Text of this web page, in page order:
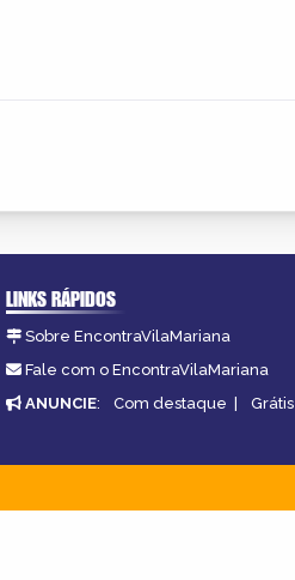
LINKS RÁPIDOS
Sobre EncontraVilaMariana
Fale com o EncontraVilaMariana
ANUNCIE: Com destaque | Grátis